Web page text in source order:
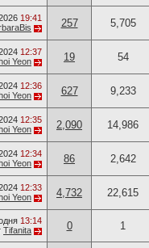
19:41
257 5,705
12:37
Yeon 19 54
12:36
Yeon 627 9,233
12:35
Yeon 2,090 14,986
12:34
Yeon 86 2,642
12:33
Yeon 4,732 22,615
13:14
Tifanita 0 1